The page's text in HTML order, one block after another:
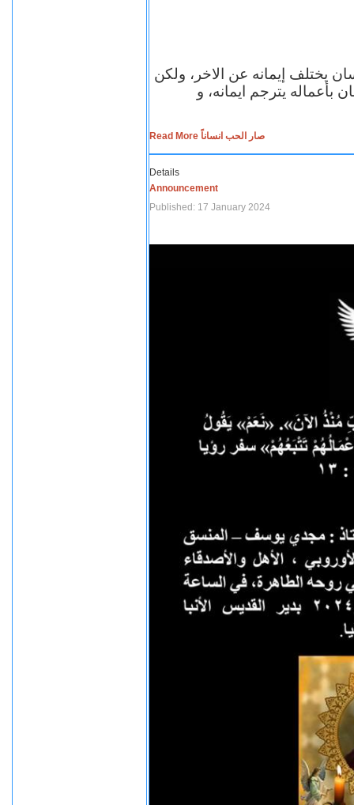
يختلف إيمانه عن الاخر، ولكن
بأعماله يترجم ايمانه، و
Read More صار الحب انساناً
Details
Announcement
Published: 17 January 2024